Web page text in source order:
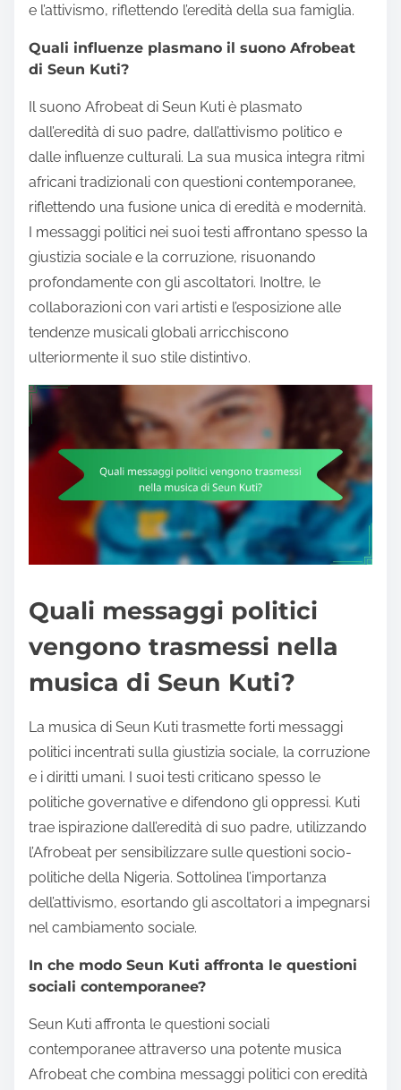
e l’attivismo, riflettendo l’eredità della sua famiglia.
Quali influenze plasmano il suono Afrobeat
di Seun Kuti?
Il suono Afrobeat di Seun Kuti è plasmato
dall’eredità di suo padre, dall’attivismo politico e
dalle influenze culturali. La sua musica integra ritmi
africani tradizionali con questioni contemporanee,
riflettendo una fusione unica di eredità e modernità.
I messaggi politici nei suoi testi affrontano spesso la
giustizia sociale e la corruzione, risuonando
profondamente con gli ascoltatori. Inoltre, le
collaborazioni con vari artisti e l’esposizione alle
tendenze musicali globali arricchiscono
ulteriormente il suo stile distintivo.
Quali messaggi politici
vengono trasmessi nella
musica di Seun Kuti?
La musica di Seun Kuti trasmette forti messaggi
politici incentrati sulla giustizia sociale, la corruzione
e i diritti umani. I suoi testi criticano spesso le
politiche governative e difendono gli oppressi. Kuti
trae ispirazione dall’eredità di suo padre, utilizzando
l’Afrobeat per sensibilizzare sulle questioni socio-
politiche della Nigeria. Sottolinea l’importanza
dell’attivismo, esortando gli ascoltatori a impegnarsi
nel cambiamento sociale.
In che modo Seun Kuti affronta le questioni
sociali contemporanee?
Seun Kuti affronta le questioni sociali
contemporanee attraverso una potente musica
Afrobeat che combina messaggi politici con eredità